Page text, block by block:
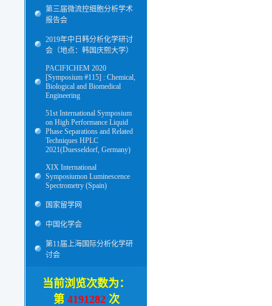
第三届微流控细胞分析学术
报告会
2019年中日韩分析化学研讨
会（地点：韩国庆熙大学）
PACIFICHEM 2020
[Symposium #115] : Chemical,
Biological and Biomedical
Engineering
51st International Symposium
on High Performance Liquid
Phase Separations and Related
Techniques HPLC
2021(Duesseldorf, Germany)
XIX International
Symposiumon Luminescence
Spectrometry (Spain)
国家留学网
中国化学会
第11届上海国际分析化学研
讨会
当前浏览次数为：
第 4191282次